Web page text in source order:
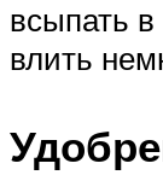
всыпать
влить